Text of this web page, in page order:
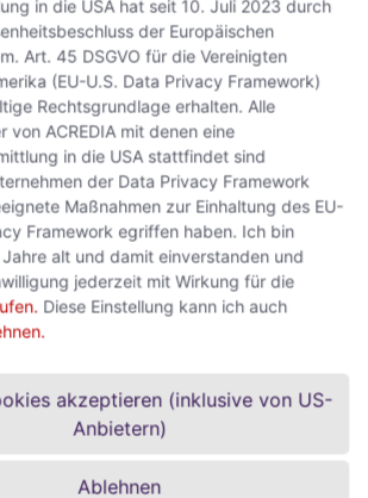
treibt
nach oben
in die USA hat seit 10. Juli 2023 durch
der Europäischen
Art. 45 DSGVO für die Vereinigten
(EU-U.S. Data Privacy Framework)
Rechtsgrundlage erhalten. Alle
von ACREDIA mit denen eine
in die USA stattfindet sind
der Data Privacy Framework
Maßnahmen zur Einhaltung des EU-
Framework egriffen haben. Ich bin
alt und damit einverstanden und
jederzeit mit Wirkung für die
Diese Einstellung kann ich auch
akzeptieren (inklusive von US-
Anbietern)
Ablehnen